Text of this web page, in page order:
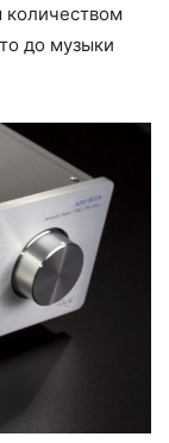
количеством
до музыки